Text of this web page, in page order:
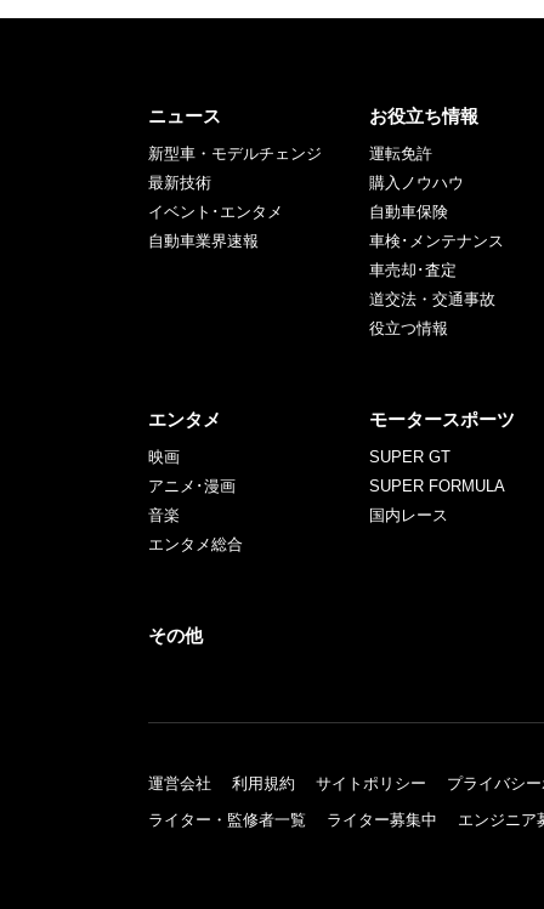
ニュース
新型車・モデルチェンジ
最新技術
イベント･エンタメ
自動車業界速報
お役立ち情報
運転免許
購入ノウハウ
自動車保険
車検･メンテナンス
車売却･査定
道交法・交通事故
役立つ情報
エンタメ
映画
アニメ･漫画
音楽
エンタメ総合
モータースポーツ
SUPER GT
SUPER FORMULA
国内レース
その他
運営会社 利用規約 サイトポリシー
プライバシ
ライター・監修者一覧
ライター募集中 エンジニア